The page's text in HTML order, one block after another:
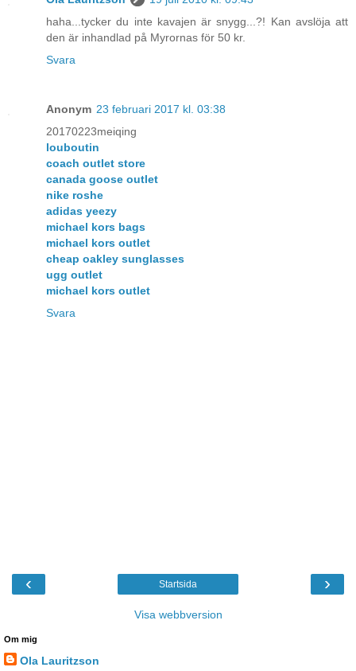
haha...tycker du inte kavajen är snygg...?! Kan avslöja att
den är inhandlad på Myrornas för 50 kr.
Svara
Anonym 23 februari 2017 kl. 03:38
20170223meiqing
louboutin
coach outlet store
canada goose outlet
nike roshe
adidas yeezy
michael kors bags
michael kors outlet
cheap oakley sunglasses
ugg outlet
michael kors outlet
Svara
‹ ›
Startsida
Visa webbversion
Om mig
Ola Lauritzson